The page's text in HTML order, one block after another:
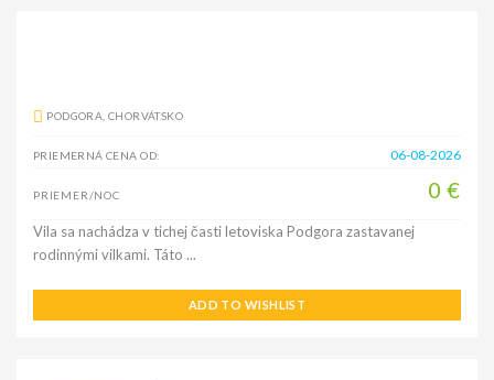
PODGORA, CHORVÁTSKO
PRIEMERNÁ CENA OD: 06-08-2026
PRIEMER/NOC 0 €
Vila sa nachádza v tichej časti letoviska Podgora zastavanej
rodinnými vilkami. Táto ...
ADD TO WISHLIST